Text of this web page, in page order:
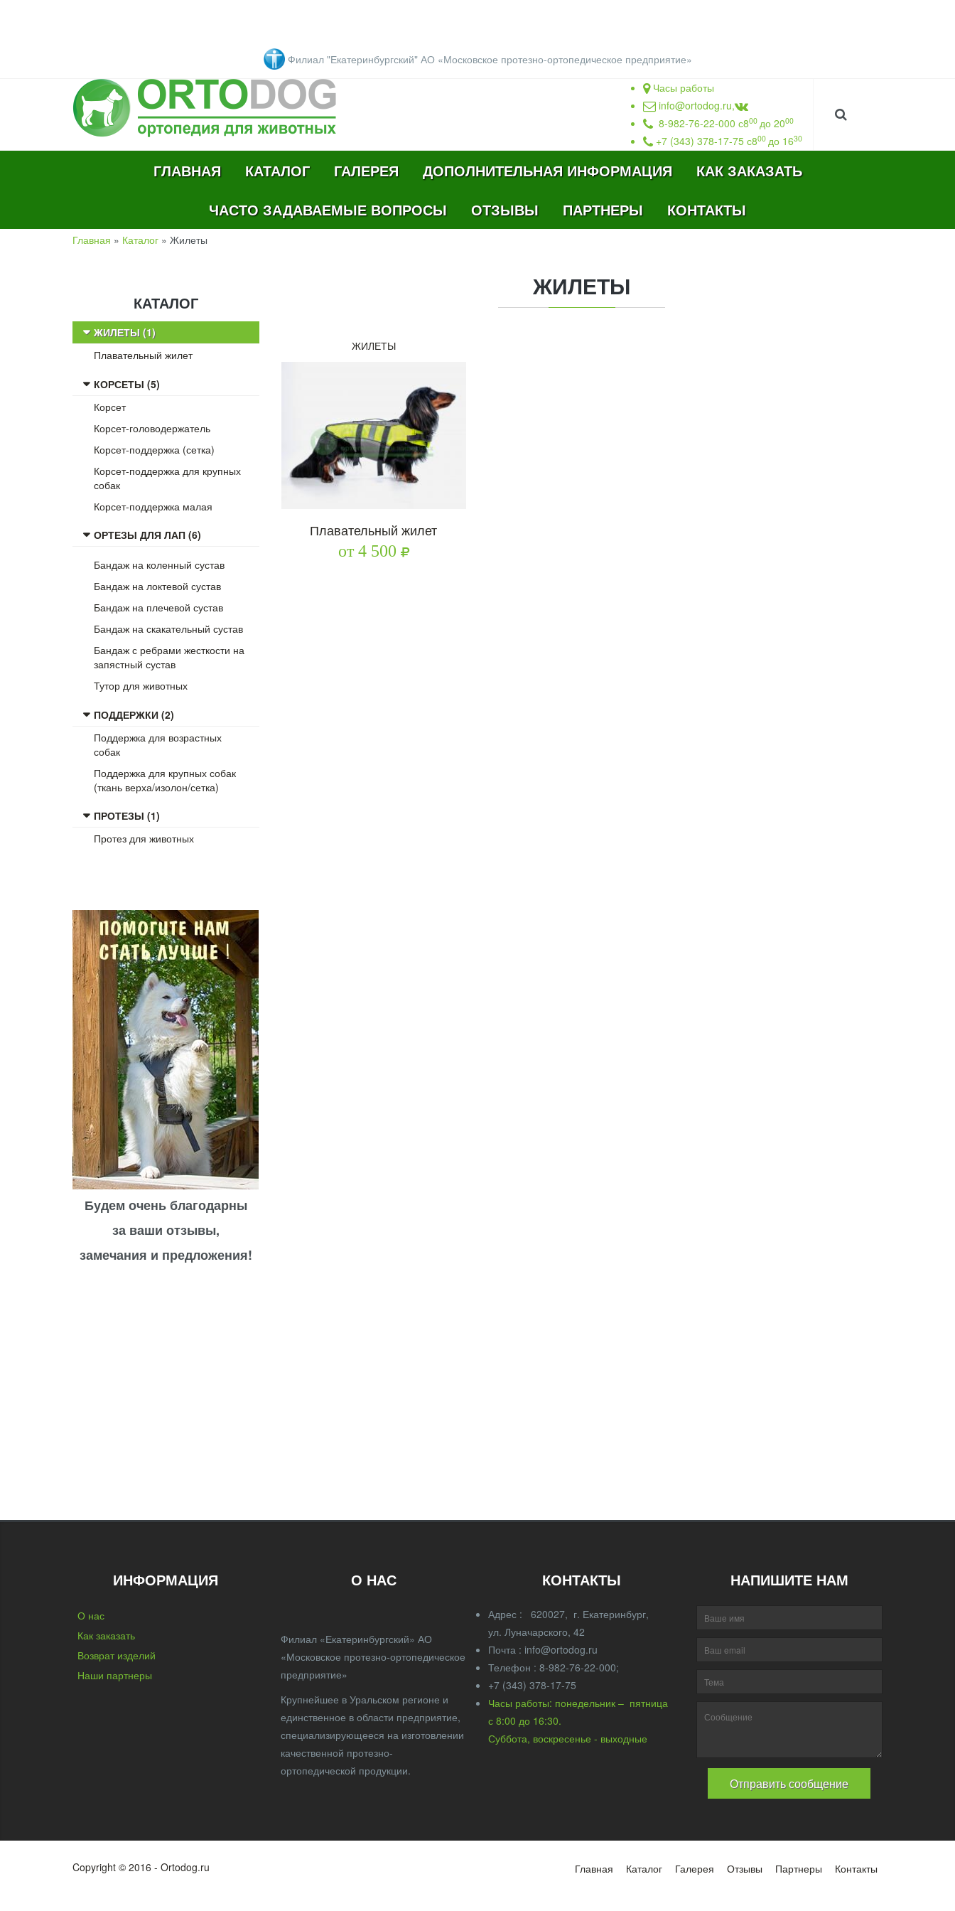
Филиал "Екатеринбургский" АО «Московское протезно-ортопедическое предприятие»
Часы работы
info@ortodog.ru,
8-982-76-22-000 с800 до 2000
+7 (343) 378-17-75 с800 до 1630
ГЛАВНАЯ КАТАЛОГ ГАЛЕРЕЯ ДОПОЛНИТЕЛЬНАЯ ИНФОРМАЦИЯ
КАК ЗАКАЗАТЬ
ЧАСТО ЗАДАВАЕМЫЕ ВОПРОСЫ
ОТЗЫВЫ ПАРТНЕРЫ КОНТАКТЫ
Главная » Каталог » Жилеты
КАТАЛОГ
ЖИЛЕТЫ (1)
Плавательный жилет
КОРСЕТЫ (5)
Корсет
Корсет-головодержатель
Корсет-поддержка (сетка)
Корсет-поддержка для крупных
собак
Корсет-поддержка малая
ОРТЕЗЫ ДЛЯ ЛАП (6)
Бандаж на коленный сустав
Бандаж на локтевой сустав
Бандаж на плечевой сустав
Бандаж на скакательный сустав
Бандаж с ребрами жесткости на
запястный сустав
Тутор для животных
ПОДДЕРЖКИ (2)
Поддержка для возрастных
собак
Поддержка для крупных собак
(ткань верха/изолон/сетка)
ПРОТЕЗЫ (1)
Протез для животных
Будем очень благодарны
за ваши отзывы,
замечания и предложения!
ЖИЛЕТЫ
ЖИЛЕТЫ
Плавательный жилет
от 4 500
ИНФОРМАЦИЯ
О нас
Как заказать
Возврат изделий
Наши партнеры
О НАС
Филиал «Екатеринбургский» АО
«Московское протезно-ортопедическое
предприятие»
Крупнейшее в Уральском регионе и
единственное в области предприятие,
специализирующееся на изготовлении
качественной протезно-
ортопедической продукции.
КОНТАКТЫ
Адрес : 620027, г. Екатеринбург,
ул. Луначарского, 42
Почта : info@ortodog.ru
Телефон : 8-982-76-22-000;
+7 (343) 378-17-75
Часы работы: понедельник – пятница
с 8:00 до 16:30.
Суббота, воскресенье - выходные
НАПИШИТЕ НАМ
Copyright © 2016 - Ortodog.ru Главная Каталог Галерея Отзывы Партнеры Контакты